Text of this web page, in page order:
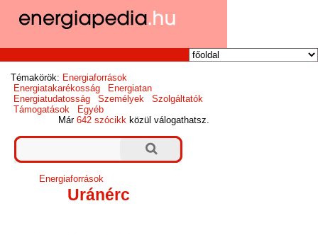
Témakörök: Energiaforrások
Energiatakarékosság
Energiatan
Energiatudatosság
Személyek
Szolgáltatók
Támogatások
Egyéb
Már642 szócikk közül válogathatsz.
Energiaforrások
Uránérc